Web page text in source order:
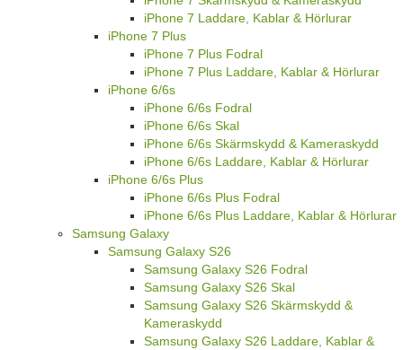
iPhone 7 Laddare, Kablar & Hörlurar
iPhone 7 Plus
iPhone 7 Plus Fodral
iPhone 7 Plus Laddare, Kablar & Hörlurar
iPhone 6/6s
iPhone 6/6s Fodral
iPhone 6/6s Skal
iPhone 6/6s Skärmskydd & Kameraskydd
iPhone 6/6s Laddare, Kablar & Hörlurar
iPhone 6/6s Plus
iPhone 6/6s Plus Fodral
iPhone 6/6s Plus Laddare, Kablar & Hörlurar
Samsung Galaxy
Samsung Galaxy S26
Samsung Galaxy S26 Fodral
Samsung Galaxy S26 Skal
Samsung Galaxy S26 Skärmskydd &
Kameraskydd
Samsung Galaxy S26 Laddare, Kablar &